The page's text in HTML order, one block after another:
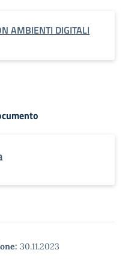
AMBIENTI DIGITALI
30.11.2023